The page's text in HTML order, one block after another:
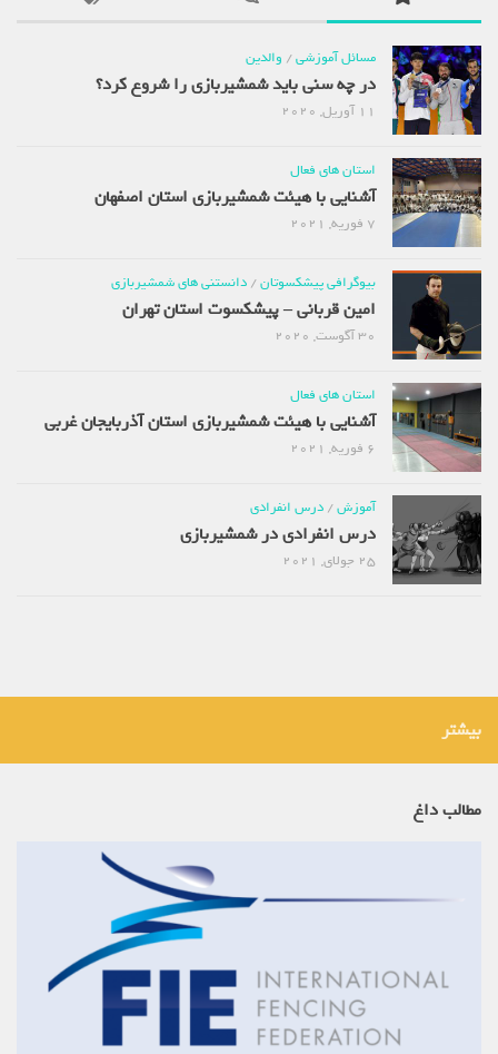
مسائل آموزشی/والدین
در چه سنی باید شمشیربازی را شروع کرد؟
استان های فعال
آشنایی با هیئت شمشیربازی استان اصفهان
بیوگرافی پیشکسوتان/دانستنی های شمشیربازی
امین قربانی – پیشکسوت استان تهران
استان های فعال
آشنایی با هیئت شمشیربازی استان آذربایجان غربی
آموزش/درس انفرادی
درس انفرادی در شمشیربازی
بیشتر
مطالب داغ